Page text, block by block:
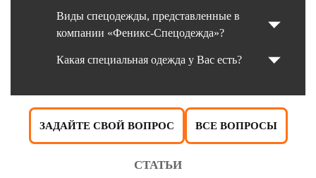
Виды спецодежды, представленные в
компании «Феникс-Спецодежда»?
Какая специальная одежда у Вас есть?
ЗАДАЙТЕ СВОЙ ВОПРОС ВСЕ ВОПРОСЫ
СТАТЬИ